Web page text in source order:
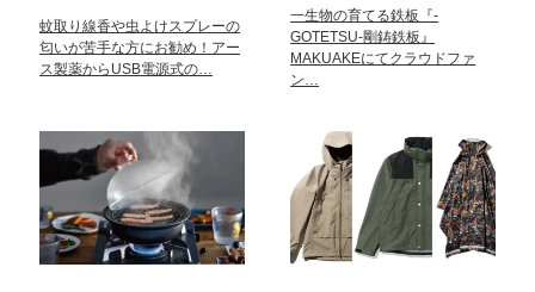
蚊取り線香や虫よけスプレーの
匂いが苦手な方にお勧め！アー
ス製薬からUSB電源式の…
一生物の育てる鉄板『-
GOTETSU-剛鋳鉄板』
MAKUAKEにてクラウドファ
ン…